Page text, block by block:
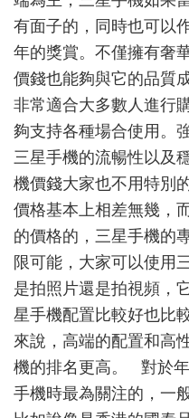
有面子的，同時也可以
年的獎賞。不僅擁有奢
價錢也能夠與它的品質
非常適合大多數人進行
夠支持各種場合使用。
三星手機的流暢性以及
機價錢大家也不用特別
價格基本上相差無幾，
的價格的，三星手機的
限可能，大家可以使用
是拍照片還是拍視頻，
星手機配置比較好也比
來說，高端的配置和高
機的排名更高。 對於
手機時最為關注的，一